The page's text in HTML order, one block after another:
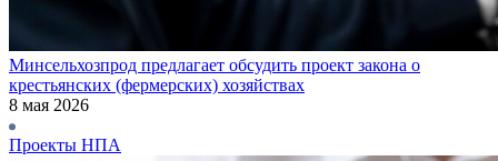
Минсельхозпрод предлагает обсудить проект закона о
крестьянских (фермерских) хозяйствах
8 мая 2026
Проекты НПА